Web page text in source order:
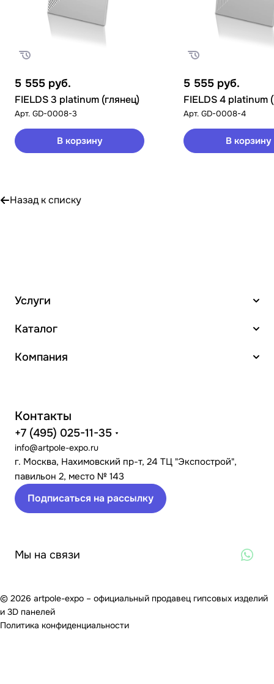
5 555 руб.
FIELDS 3 platinum (глянец)
Арт. GD-0008-3
В корзину
5 555 руб.
FIELDS 4 platinum
Арт. GD-0008-4
В корзину
Назад к списку
Услуги
Каталог
Компания
Контакты
+7 (495) 025-11-35
info@artpole-expo.ru
г. Москва, Нахимовский пр-т, 24 ТЦ "Экспострой",
павильон 2, место № 143
Подписаться на рассылку
Мы на связи
© 2026 artpole-expo – официальный продавец гипсовых изделий
и 3D панелей
Политика конфиденциальности